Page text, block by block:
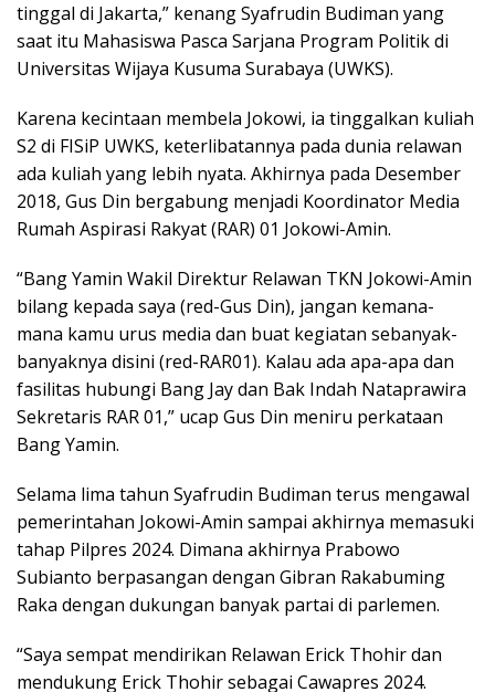
tinggal di Jakarta,” kenang Syafrudin Budiman yang
saat itu Mahasiswa Pasca Sarjana Program Politik di
Universitas Wijaya Kusuma Surabaya (UWKS).
Karena kecintaan membela Jokowi, ia tinggalkan kuliah
S2 di FISiP UWKS, keterlibatannya pada dunia relawan
ada kuliah yang lebih nyata. Akhirnya pada Desember
2018, Gus Din bergabung menjadi Koordinator Media
Rumah Aspirasi Rakyat (RAR) 01 Jokowi-Amin.
“Bang Yamin Wakil Direktur Relawan TKN Jokowi-Amin
bilang kepada saya (red-Gus Din), jangan kemana-
mana kamu urus media dan buat kegiatan sebanyak-
banyaknya disini (red-RAR01). Kalau ada apa-apa dan
fasilitas hubungi Bang Jay dan Bak Indah Nataprawira
Sekretaris RAR 01,” ucap Gus Din meniru perkataan
Bang Yamin.
Selama lima tahun Syafrudin Budiman terus mengawal
pemerintahan Jokowi-Amin sampai akhirnya memasuki
tahap Pilpres 2024. Dimana akhirnya Prabowo
Subianto berpasangan dengan Gibran Rakabuming
Raka dengan dukungan banyak partai di parlemen.
“Saya sempat mendirikan Relawan Erick Thohir dan
mendukung Erick Thohir sebagai Cawapres 2024.